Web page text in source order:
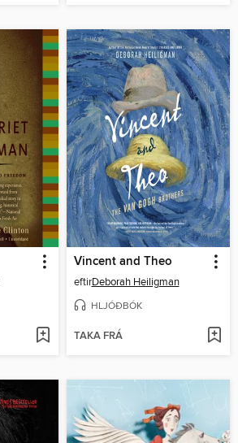
Vincent and Theo
eftirDeborah Heiligman
HLJÓÐBÓK
TAKA FRÁ